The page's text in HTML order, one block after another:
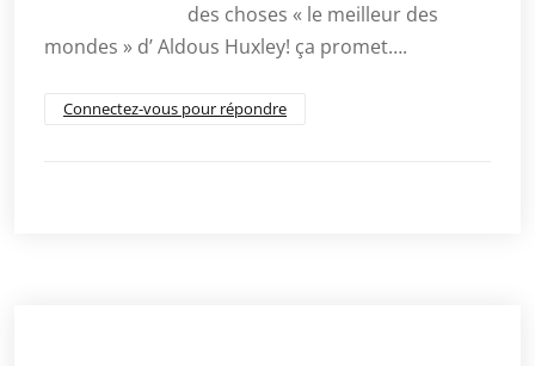
des choses « le meilleur des
mondes » d’ Aldous Huxley! ça promet….
Connectez-vous pour répondre